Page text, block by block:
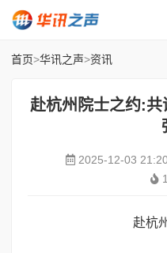
首页>华讯之声>资讯
赴杭州院士之约:
2025-12-03
赴杭